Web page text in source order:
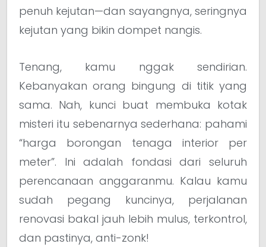
penuh kejutan—dan sayangnya, seringnya
kejutan yang bikin dompet nangis.
Tenang, kamu nggak sendirian.
Kebanyakan orang bingung di titik yang
sama. Nah, kunci buat membuka kotak
misteri itu sebenarnya sederhana: pahami
“harga borongan tenaga interior per
meter”. Ini adalah fondasi dari seluruh
perencanaan anggaranmu. Kalau kamu
sudah pegang kuncinya, perjalanan
renovasi bakal jauh lebih mulus, terkontrol,
dan pastinya, anti-zonk!